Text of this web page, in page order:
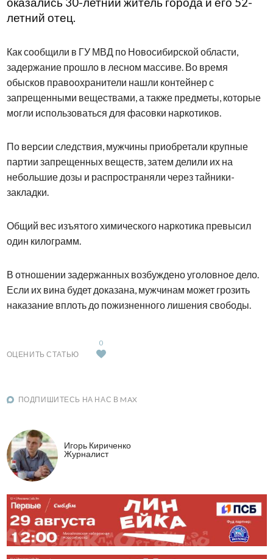
летний отец.
Как сообщили в ГУ МВД по Новосибирской области,
задержание прошло в лесном массиве. Во время
обысков правоохранители нашли контейнер с
запрещенными веществами, а также предметы, которые
могли использоваться для фасовки наркотиков.
По версии следствия, мужчины приобретали крупные
партии запрещенных веществ, затем делили их на
небольшие дозы и распространяли через тайники-
закладки.
Общий вес изъятого химического наркотика превысил
один килограмм.
В отношении задержанных возбуждено уголовное дело.
Если их вина будет доказана, мужчинам может грозить
наказание вплоть до пожизненного лишения свободы.
ОЦЕНИТЬ СТАТЬЮ
0
ПОДПИШИТЕСЬ НА НАС В MAX
Игорь Кириченко
Журналист